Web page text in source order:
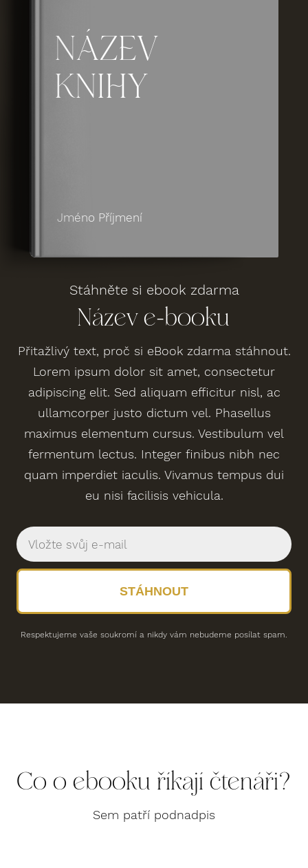
NÁZEV
KNIHY
Jméno Příjmení
Stáhněte si ebook zdarma
Název e-booku
Přitažlivý text, proč si eBook zdarma stáhnout.
Lorem ipsum dolor sit amet, consectetur
adipiscing elit. Sed aliquam efficitur nisl, ac
ullamcorper justo dictum vel. Phasellus
maximus elementum cursus. Vestibulum vel
fermentum lectus. Integer finibus nibh nec
quam imperdiet iaculis. Vivamus tempus dui
eu nisi facilisis vehicula.
STÁHNOUT
Respektujeme vaše soukromí a nikdy vám nebudeme posílat spam.
Co o ebooku říkají čtenáři?
Sem patří podnadpis